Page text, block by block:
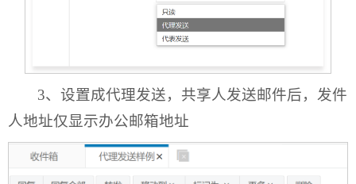
3、设置成代理发送，共享人发送邮件后，发件
人地址仅显示办公邮箱地址